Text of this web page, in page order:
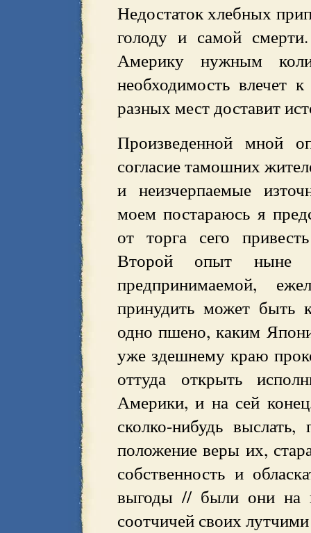
Недостаток хлебных
голоду и самой
Америку нужным
необходимость влечет
разных мест доставит
Произведенной мной
согласие тамошних
и неизчерпаемые
моем постараюсь я
от торга сего
Второй опыт ныне
предпринимаемой,
принудить может быть
одно пшено, каким
уже здешнему краю
оттуда открыть
Америки, и на сей
сколко-нибудь
положение веры их,
собственность и
выгоды // были они на
соотчичей своих